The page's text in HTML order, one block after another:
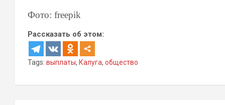
Фото: freepik
Рассказать об этом:
Tags: выплаты, Калуга, общество